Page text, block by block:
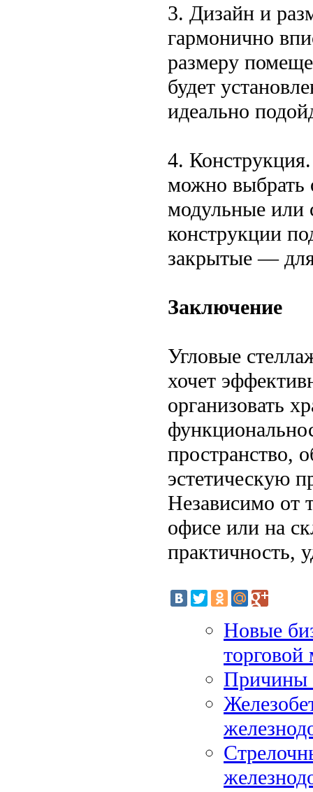
3. Дизайн и
гармонично
размеру
будет
идеально
4.
можно выбрать
модульные или
конструкции
закрытые —
Заключение
Угловые
хочет
организовать
пространство,
эстетическую
Независимо от
офисе или на
практичность,
Новые
торговой
Причины